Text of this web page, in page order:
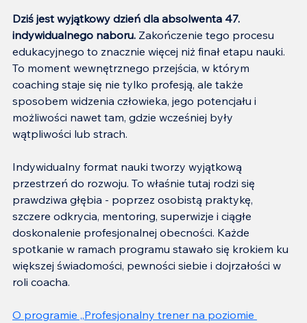
Dziś jest wyjątkowy dzień dla absolwenta 47.
indywidualnego naboru. Zakończenie tego procesu
edukacyjnego to znacznie więcej niż finał etapu nauki.
To moment wewnętrznego przejścia, w którym
coaching staje się nie tylko profesją, ale także
sposobem widzenia człowieka, jego potencjału i
możliwości nawet tam, gdzie wcześniej były
wątpliwości lub strach.
Indywidualny format nauki tworzy wyjątkową
przestrzeń do rozwoju. To właśnie tutaj rodzi się
prawdziwa głębia - poprzez osobistą praktykę,
szczere odkrycia, mentoring, superwizje i ciągłe
doskonalenie profesjonalnej obecności. Każde
spotkanie w ramach programu stawało się krokiem ku
większej świadomości, pewności siebie i dojrzałości w
roli coacha.
O programie „Profesjonalny trener na poziomie